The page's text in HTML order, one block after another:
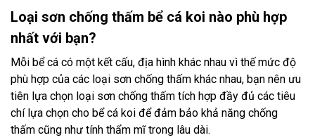
Loại sơn chống thấm bể cá koi nào phù hợp
nhất với bạn?
Mỗi bể cá có một kết cấu, địa hình khác nhau vì thế mức độ
phù hợp của các loại sơn chống thấm khác nhau, bạn nên ưu
tiên lựa chọn loại sơn chống thấm tích hợp đầy đủ các tiêu
chí lựa chọn cho bể cá koi để đảm bảo khả năng chống
thấm cũng như tính thẩm mĩ trong lâu dài.